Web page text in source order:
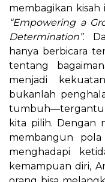
membagikan kisah
“Empowering a
Determination”.
hanya berbicara
tentang
menjadi
bukanlah
kita pilih. Dengan
membangun
menghadapi
kemampuan diri,